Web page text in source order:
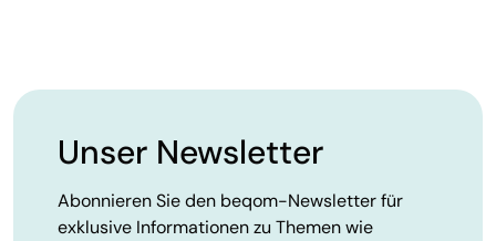
Unser Newsletter
Abonnieren Sie den beqom-Newsletter für
exklusive Informationen zu Themen wie